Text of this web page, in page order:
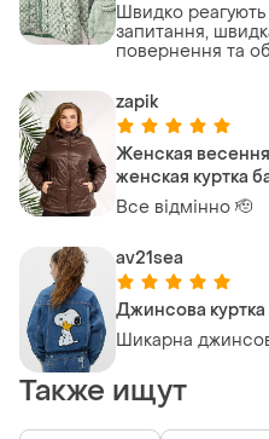
Швидко
запитання,
повернення та
zapik
Женская
женская куртка
большого размера
Все відмінно 🫡
av21sea
Джинсова
Шикарна
Также ищут